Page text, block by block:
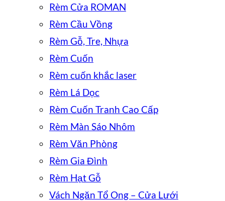
Rèm Cửa ROMAN
Rèm Cầu Vồng
Rèm Gỗ, Tre, Nhựa
Rèm Cuốn
Rèm cuốn khắc laser
Rèm Lá Dọc
Rèm Cuốn Tranh Cao Cấp
Rèm Màn Sáo Nhôm
Rèm Văn Phòng
Rèm Gia Đình
Rèm Hạt Gỗ
Vách Ngăn Tổ Ong – Cửa Lưới